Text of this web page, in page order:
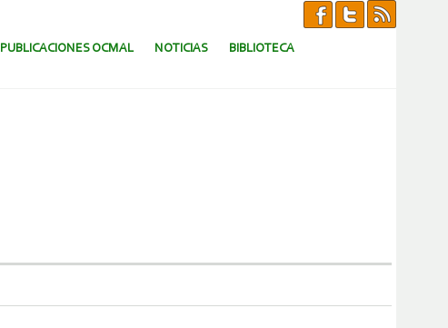
PUBLICACIONES OCMAL NOTICIAS BIBLIOTECA